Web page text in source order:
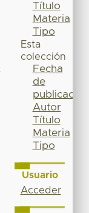
Título
Materia
Tipo
Esta
colección
Fecha
de
publicación
Autor
Título
Materia
Tipo
Usuario
Acceder